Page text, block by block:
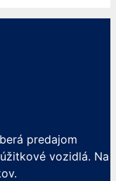
predajom
vozidlá. Na